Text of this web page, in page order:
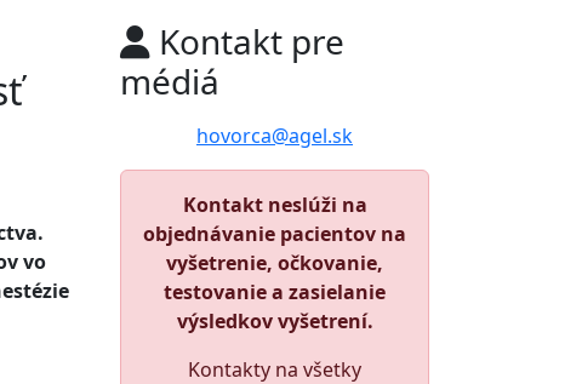
vo
Kontakt pre
médiá
hovorca@agel.sk
Kontakt neslúži na
objednávanie pacientov na
vyšetrenie, očkovanie,
testovanie a zasielanie
výsledkov vyšetrení.
Kontakty na všetky